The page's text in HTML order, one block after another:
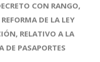
CON RANGO,
DE LA LEY
RELATIVO A LA
DE PASAPORTES